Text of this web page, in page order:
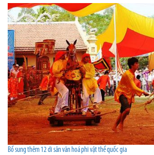
Bổ sung thêm 12 di sản văn hoá phi vật thể quốc gia